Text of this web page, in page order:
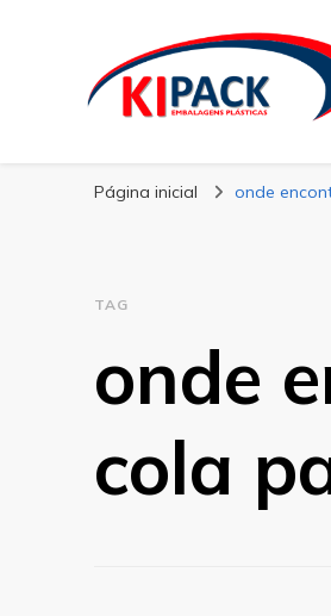
Kipack
Página inicial onde
TAG
onde
cola